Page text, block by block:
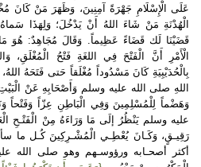
عَلَى الْإِسْلَامِ جَهْرَةً آمِنِينَ، وَظَهَرَ مَنْ كَانَ
الْهُدْنَةِ مَنْ شَاءَ اللهُ أَنْ يَدْخُلَ؛ وَلِهَذَا سَماهُ
قَضَيْنَا لَك قَضَاءً عَظِيماً. وَقَالَ مُجَاهِدٌ: هُوَ مَا
الْأَمْرِ أَنَّ الْفَتْحَ فِي اللغَةِ فَتْحُ
بِالْحُدَيْبِيَةِ كَانَ مَسْدُوداً مُغْلَقاً حَتى فَتَحَهُ
اللهِ صلى الله عليه وسلم وَأَصْحَابِهِ عَنْ
وَهَضْماً لِلْمُسْلِمِينَ وَفِي الْبَاطِنِ عِزّاً وَفَتْحاً
عليه وسلم يَنْظُرُ إلَى مَا وَرَاءَهُ مِنْ الْفَتْـحِ
رَقِيـقٍ، وَكَـانَ يُعْطِـي الْمُشْـرِكِينَ كُـل ما
أكثر أصحـابه ورؤوسـهم وهو صلى الله